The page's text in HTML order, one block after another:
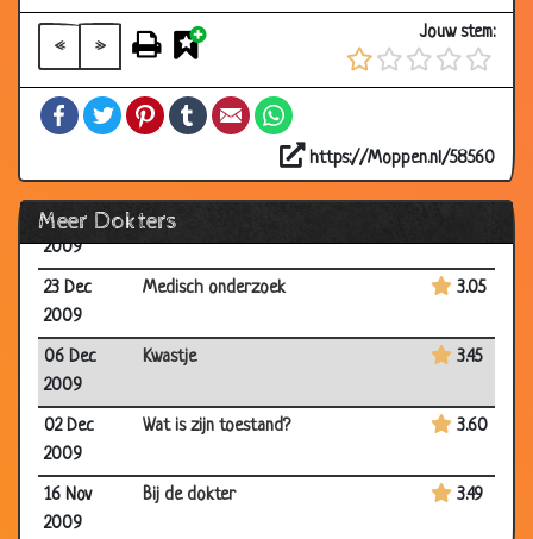
« »
Jouw stem:
FacebookTwitterPinterestTumblrEmail
https://Moppen.nl/58560
Meer Dokters
06 Jan
2010
Dierenarts consult 2.86
2009
2009
3.22
23 Dec
2009
Nauwkeurig opletten
23 Dec
2009
Medisch onderzoek 3.05
06 Dec
2009
Kwastje 3.45
02 Dec
2009
Wat is zijn toestand? 3.60
16 Nov
2009
Bij de dokter 3.49